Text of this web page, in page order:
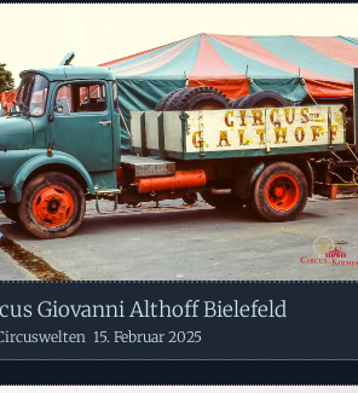
Giovanni Althoff Bielefeld
15. Februar 2025